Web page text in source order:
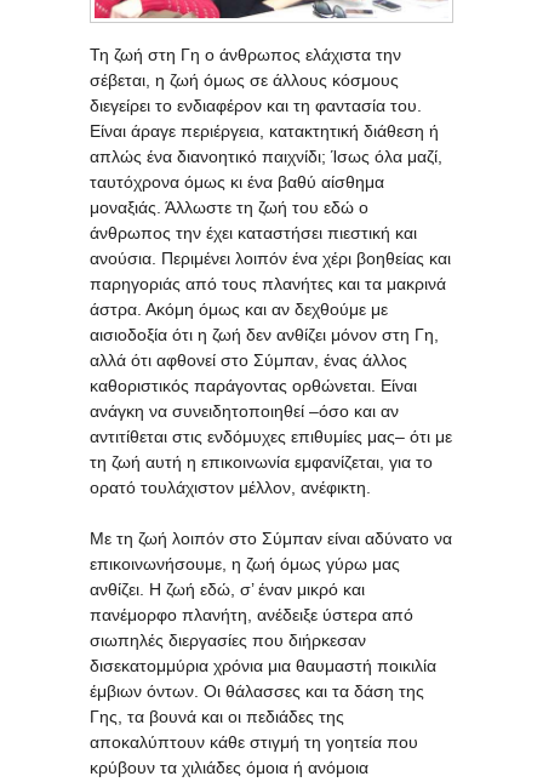
Τη ζωή στη Γη ο άνθρωπος ελάχιστα την
σέβεται, η ζωή όμως σε άλλους κόσμους
διεγείρει το ενδιαφέρον και τη φαντασία του.
Είναι άραγε περιέργεια, κατακτητική διάθεση ή
απλώς ένα διανοητικό παιχνίδι; Ίσως όλα μαζί,
ταυτόχρονα όμως κι ένα βαθύ αίσθημα
μοναξιάς. Άλλωστε τη ζωή του εδώ ο
άνθρωπος την έχει καταστήσει πιεστική και
ανούσια. Περιμένει λοιπόν ένα χέρι βοηθείας και
παρηγοριάς από τους πλανήτες και τα μακρινά
άστρα. Ακόμη όμως και αν δεχθούμε με
αισιοδοξία ότι η ζωή δεν ανθίζει μόνον στη Γη,
αλλά ότι αφθονεί στο Σύμπαν, ένας άλλος
καθοριστικός παράγοντας ορθώνεται. Είναι
ανάγκη να συνειδητοποιηθεί –όσο και αν
αντιτίθεται στις ενδόμυχες επιθυμίες μας– ότι με
τη ζωή αυτή η επικοινωνία εμφανίζεται, για το
ορατό τουλάχιστον μέλλον, ανέφικτη.
Με τη ζωή λοιπόν στο Σύμπαν είναι αδύνατο να
επικοινωνήσουμε, η ζωή όμως γύρω μας
ανθίζει. Η ζωή εδώ, σ’ έναν μικρό και
πανέμορφο πλανήτη, ανέδειξε ύστερα από
σιωπηλές διεργασίες που διήρκεσαν
δισεκατομμύρια χρόνια μια θαυμαστή ποικιλία
έμβιων όντων. Οι θάλασσες και τα δάση της
Γης, τα βουνά και οι πεδιάδες της
αποκαλύπτουν κάθε στιγμή τη γοητεία που
κρύβουν τα χιλιάδες όμοια ή ανόμοια